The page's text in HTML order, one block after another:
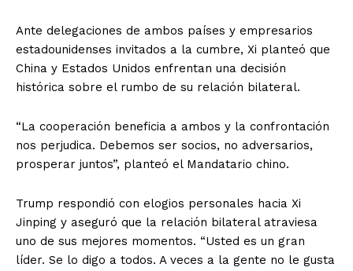
Ante delegaciones de ambos países y empresarios
estadounidenses invitados a la cumbre, Xi planteó que
China y Estados Unidos enfrentan una decisión
histórica sobre el rumbo de su relación bilateral.
“La cooperación beneficia a ambos y la confrontación
nos perjudica. Debemos ser socios, no adversarios,
prosperar juntos”, planteó el Mandatario chino.
Trump respondió con elogios personales hacia Xi
Jinping y aseguró que la relación bilateral atraviesa
uno de sus mejores momentos. “Usted es un gran
líder. Se lo digo a todos. A veces a la gente no le gusta